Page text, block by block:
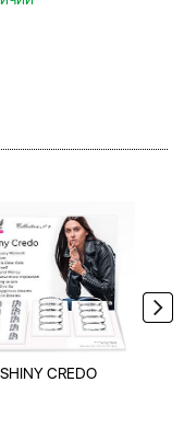
SHINY CREDO